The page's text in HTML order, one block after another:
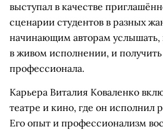
выступал в качестве
сценарии студентов в разных
начинающим авторам услышать,
в живом исполнении, и получить
профессионала.
Карьера Виталия Коваленко
театре и кино, где он исполнил
Его опыт и профессионализм